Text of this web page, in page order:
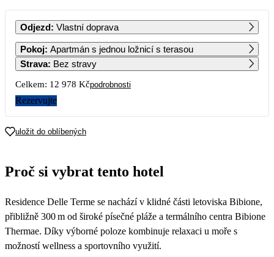
PO ÚT ST ČT PÁ SO NE
1 2 3 4 5 6
7
10 559
8 9 10 11 12 13
14
6 489 6 489 6 489 6 489 6 489 6 489 6 489
21 22
28
6 489
29 30
Odjezd: Vlastní doprava
Pokoj:
Apartmán s jednou ložnicí s terasou
Strava: Bez stravy
Celkem: 12 978 Kčpodrobnosti
Rezervujte
uložit do oblíbených
Proč si vybrat tento hotel
Residence Delle Terme se nachází v klidné části letoviska Bibione,
přibližně 300 m od široké písečné pláže a termálního centra Bibione
Thermae. Díky výborné poloze kombinuje relaxaci u moře s
možností wellness a sportovního využití.